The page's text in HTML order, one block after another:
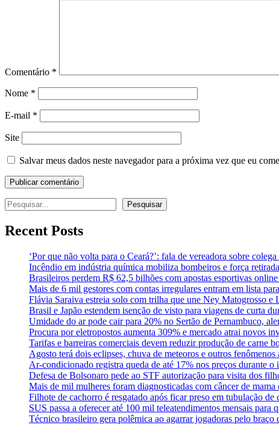
Comentário *
Nome *
E-mail *
Site
Salvar meus dados neste navegador para a próxima vez que eu
Pesquisar Pesquisar
Recent Posts
‘Por que não volta para o Ceará?’: fala de vereadora sobre
Incêndio em indústria química mobiliza bombeiros e força
Brasileiros perdem R$ 62,5 bilhões com apostas esportivas
Mais de 6 mil gestores com contas irregulares entram em lista
Flávia Saraiva estreia solo com trilha que une Ney Matogrosso e
Brasil e Japão estendem isenção de visto para viagens de curta
Umidade do ar pode cair para 20% no Sertão de Pernambuco,
Procura por eletropostos aumenta 309% e mercado atrai novos
Tarifas e barreiras comerciais devem reduzir produção de carne
Agosto terá dois eclipses, chuva de meteoros e outros fenômenos
Ar-condicionado registra queda de até 17% nos preços durante o
Defesa de Bolsonaro pede ao STF autorização para visita dos
Mais de mil mulheres foram diagnosticadas com câncer de
Filhote de cachorro é resgatado após ficar preso em tubulação de
SUS passa a oferecer até 100 mil teleatendimentos mensais para
Técnico brasileiro gera polêmica ao agarrar jogadoras pelo braço